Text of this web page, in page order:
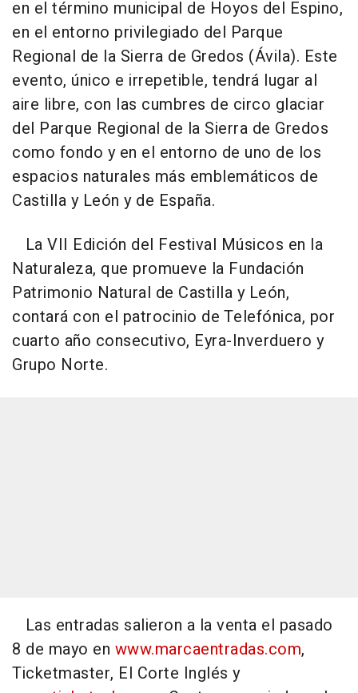
en el término municipal de Hoyos del Espino,
en el entorno privilegiado del Parque
Regional de la Sierra de Gredos (Ávila). Este
evento, único e irrepetible, tendrá lugar al
aire libre, con las cumbres de circo glaciar
del Parque Regional de la Sierra de Gredos
como fondo y en el entorno de uno de los
espacios naturales más emblemáticos de
Castilla y León y de España.
La VII Edición del Festival Músicos en la
Naturaleza, que promueve la Fundación
Patrimonio Natural de Castilla y León,
contará con el patrocinio de Telefónica, por
cuarto año consecutivo, Eyra-Inverduero y
Grupo Norte.
Las entradas salieron a la venta el pasado
8 de mayo en www.marcaentradas.com,
Ticketmaster, El Corte Inglés y